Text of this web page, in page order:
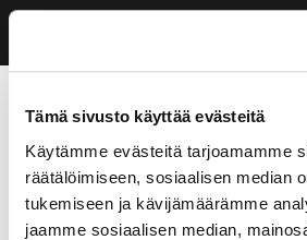
Tämä sivusto käyttää evästeitä
Käytämme evästeitä tarjoamamme
räätälöimiseen, sosiaalisen median
tukemiseen ja kävijämäärämme
jaamme sosiaalisen median,